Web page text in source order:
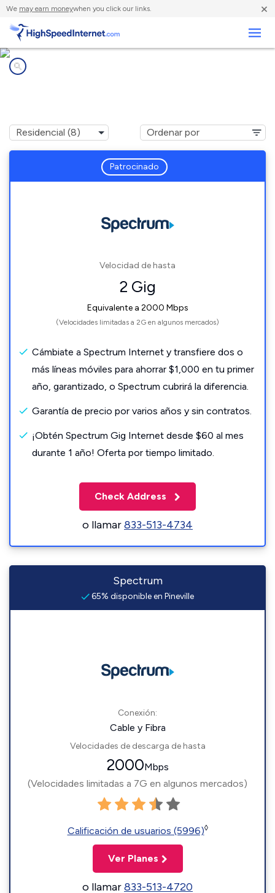
We may earn moneywhen you click our links. ×
Patrocinado
Velocidad de hasta
2 Gig
Equivalente a 2000 Mbps
(Velocidades limitadas a 2G en algunos mercados)
Cámbiate a Spectrum Internet y transfiere dos o
más líneas móviles para ahorrar $1,000 en tu primer
año, garantizado, o Spectrum cubrirá la diferencia.
Garantía de precio por varios años y sin contratos.
¡Obtén Spectrum Gig Internet desde $60 al mes
durante 1 año! Oferta por tiempo limitado.
Check Address
o llamar833-513-4734
Spectrum
65% disponible en Pineville
Conexión:
Cable y Fibra
Velocidades de descarga de hasta
2000Mbps
(Velocidades limitadas a 7G en algunos mercados)
Calificación de usuarios (5996)◊
Ver Planes
o llamar833-513-4720